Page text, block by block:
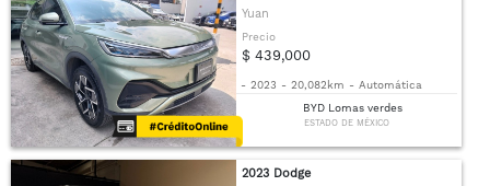
Yuan
Precio
$ 439,000
- 2023 - 20,082km - Automática
BYD Lomas verdes
ESTADO DE MÉXICO
2023 Dodge